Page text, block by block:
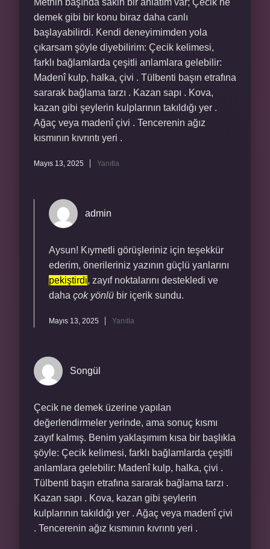
Metnin başında sakin bir anlatım var; Çecik ne
demek gibi bir konu biraz daha canlı
başlayabilirdi. Kendi deneyimimden yola
çıkarsam şöyle diyebilirim: Çecik kelimesi,
farklı bağlamlarda çeşitli anlamlara gelebilir:
Madenî kulp, halka, çivi . Tülbenti başın etrafına
sararak bağlama tarzı . Kazan sapı . Kova,
kazan gibi şeylerin kulplarının takıldığı yer .
Ağaç veya madenî çivi . Tencerenin ağız
kısmının kıvrıntı yeri .
Mayıs 13, 2025 Yanıtla
admin
Aysun! Kıymetli görüşleriniz için teşekkür
ederim, önerileriniz yazının güçlü yanlarını
pekiştirdi, zayıf noktalarını destekledi ve
daha çok yönlü bir içerik sundu.
Mayıs 13, 2025 Yanıtla
Songül
Çecik ne demek üzerine yapılan
değerlendirmeler yerinde, ama sonuç kısmı
zayıf kalmış. Benim yaklaşımım kısa bir başlıkla
şöyle: Çecik kelimesi, farklı bağlamlarda çeşitli
anlamlara gelebilir: Madenî kulp, halka, çivi .
Tülbenti başın etrafına sararak bağlama tarzı .
Kazan sapı . Kova, kazan gibi şeylerin
kulplarının takıldığı yer . Ağaç veya madenî çivi
. Tencerenin ağız kısmının kıvrıntı yeri .